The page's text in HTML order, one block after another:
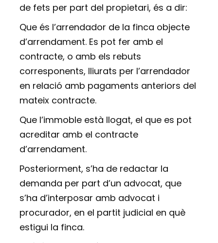
de fets per part del propietari, és a dir:
Que és l’arrendador de la finca objecte
d’arrendament. Es pot fer amb el
contracte, o amb els rebuts
corresponents, lliurats per l’arrendador
en relació amb pagaments anteriors del
mateix contracte.
Que l’immoble està llogat, el que es pot
acreditar amb el contracte
d’arrendament.
Posteriorment, s’ha de redactar la
demanda per part d’un advocat, que
s’ha d’interposar amb advocat i
procurador, en el partit judicial en què
estigui la finca.